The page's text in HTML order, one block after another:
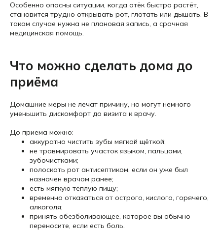
Особенно опасны ситуации, когда отёк быстро растёт,
становится трудно открывать рот, глотать или дышать. В
таком случае нужна не плановая запись, а срочная
медицинская помощь.
Что можно сделать дома до
приёма
Домашние меры не лечат причину, но могут немного
уменьшить дискомфорт до визита к врачу.
До приёма можно:
аккуратно чистить зубы мягкой щёткой;
не травмировать участок языком, пальцами,
зубочистками;
полоскать рот антисептиком, если он уже был
назначен врачом ранее;
есть мягкую тёплую пищу;
временно отказаться от острого, кислого, горячего,
алкоголя;
принять обезболивающее, которое вы обычно
переносите, если есть боль.